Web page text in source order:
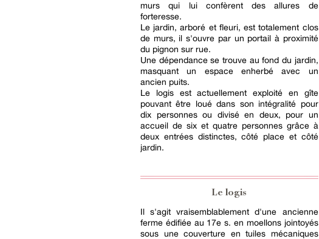
murs qui lui confèrent des allures de
forteresse.
Le jardin, arboré et fleuri, est totalement clos
de murs, il s'ouvre par un portail à proximité
du pignon sur rue.
Une dépendance se trouve au fond du jardin,
masquant un espace enherbé avec un
ancien puits.
Le logis est actuellement exploité en gîte
pouvant être loué dans son intégralité pour
dix personnes ou divisé en deux, pour un
accueil de six et quatre personnes grâce à
deux entrées distinctes, côté place et côté
jardin.
Le logis
Il s'agit vraisemblablement d'une ancienne
ferme édifiée au 17e s. en moellons jointoyés
sous une couverture en tuiles mécaniques